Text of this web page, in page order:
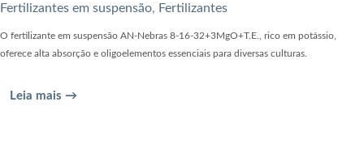
Fertilizantes em suspensão, Fertilizantes
O fertilizante em suspensão AN-Nebras 8-16-32+3MgO+T.E., rico em potássio,
oferece alta absorção e oligoelementos essenciais para diversas culturas.
Leia mais →